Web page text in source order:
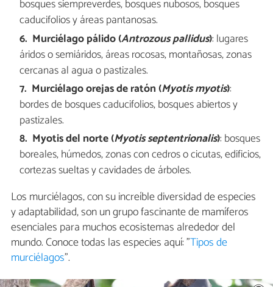
bosques siempreverdes, bosques nubosos, bosques
caducifolios y áreas pantanosas.
Murciélago pálido (Antrozous pallidus): lugares
áridos o semiáridos, áreas rocosas, montañosas, zonas
cercanas al agua o pastizales.
Murciélago orejas de ratón (Myotis myotis):
bordes de bosques caducifolios, bosques abiertos y
pastizales.
Myotis del norte (Myotis septentrionalis): bosques
boreales, húmedos, zonas con cedros o cicutas, edificios,
cortezas sueltas y cavidades de árboles.
Los murciélagos, con su increíble diversidad de especies
y adaptabilidad, son un grupo fascinante de mamíferos
esenciales para muchos ecosistemas alrededor del
mundo. Conoce todas las especies aquí: "Tipos de
murciélagos".